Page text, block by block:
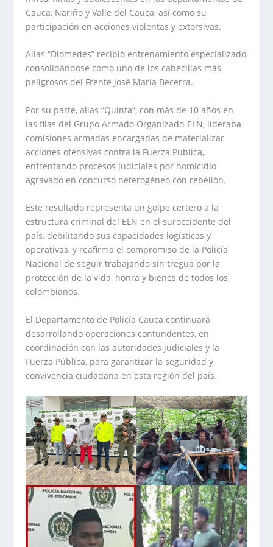
Cauca, Nariño y Valle del Cauca, así como su
participación en acciones violentas y extorsivas.
Alias “Diomedes” recibió entrenamiento especializado
consolidándose como uno de los cabecillas más
peligrosos del Frente José María Becerra.
Por su parte, alias “Quinta”, con más de 10 años en
las filas del Grupo Armado Organizado-ELN, lideraba
comisiones armadas encargadas de materializar
acciones ofensivas contra la Fuerza Pública,
enfrentando procesos judiciales por homicidio
agravado en concurso heterogéneo con rebelión.
Este resultado representa un golpe certero a la
estructura criminal del ELN en el suroccidente del
país, debilitando sus capacidades logísticas y
operativas, y reafirma el compromiso de la Policía
Nacional de seguir trabajando sin tregua por la
protección de la vida, honra y bienes de todos los
colombianos.
El Departamento de Policía Cauca continuará
desarrollando operaciones contundentes, en
coordinación con las autoridades judiciales y la
Fuerza Pública, para garantizar la seguridad y
convivencia ciudadana en esta región del país.